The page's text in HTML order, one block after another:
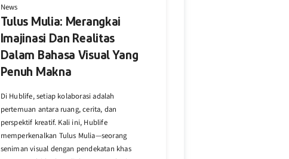
News
Tulus Mulia: Merangkai
Imajinasi Dan Realitas
Dalam Bahasa Visual Yang
Penuh Makna
Di Hublife, setiap kolaborasi adalah
pertemuan antara ruang, cerita, dan
perspektif kreatif. Kali ini, Hublife
memperkenalkan Tulus Mulia—seorang
seniman visual dengan pendekatan khas